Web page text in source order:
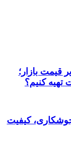
حذفیات
گیری؛ چطور